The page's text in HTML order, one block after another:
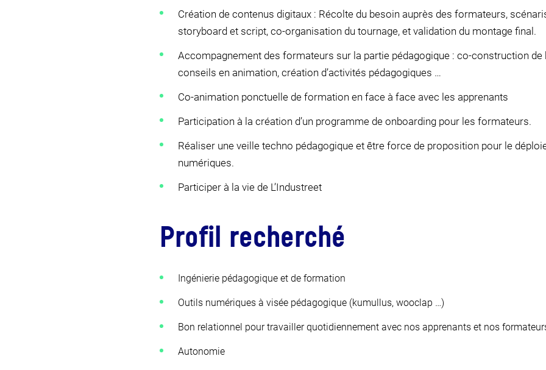
Création de contenus digitaux : Récolte du besoin auprès des formateurs,
storyboard et script, co-organisation du tournage, et validation du montage final.
Accompagnement des formateurs sur la partie pédagogique : co-construction de
conseils en animation, création d’activités pédagogiques …
Co-animation ponctuelle de formation en face à face avec les apprenants
Participation à la création d’un programme de onboarding pour les formateurs.
Réaliser une veille techno pédagogique et être force de proposition pour le
numériques.
Participer à la vie de L’Industreet
Profil recherché
Ingénierie pédagogique et de formation
Outils numériques à visée pédagogique (kumullus, wooclap …)
Bon relationnel pour travailler quotidiennement avec nos apprenants et nos
Autonomie